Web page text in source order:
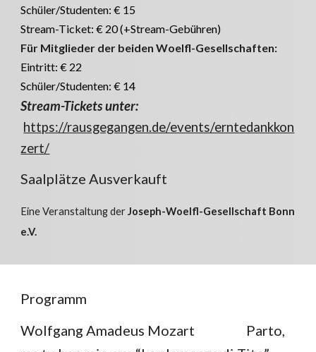
Schüler/Studenten: € 15
Stream-Ticket: € 20 (+Stream-Gebühren)
Für Mitglieder der beiden Woelfl-Gesellschaften:
Eintritt: € 22
Schüler/Studenten: € 14
Stream-Tickets unter:
https://rausgegangen.de/events/erntedankkon
zert/
Saalplätze Ausverkauft
Eine Veranstaltung derJoseph-Woelfl-Gesellschaft Bonn
e.V.
Programm
Wolfgang Amadeus Mozart
Parto,